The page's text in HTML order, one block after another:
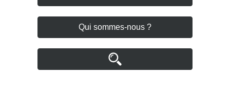
Qui sommes-nous ?